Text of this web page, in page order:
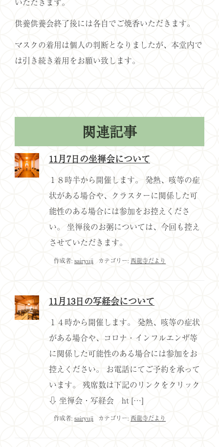
供養供養会終了後には各自でご焼香いただきます。
マスクの着用は個人の判断となりましたが、本堂内で
は引き続き着用をお願い致します。
関連記事
11月7日の坐禅会について
１８時半から開催します。 発熱、咳等の症
状がある場合や、クラスターに関係した可
能性のある場合には参加をお控えくださ
い。 坐禅後のお粥については、今回も控え
させていただきます。
作成者: sairyuji カテゴリー: 西龍寺だより
11月13日の写経会について
１４時から開催します。 発熱、咳等の症状
がある場合や、コロナ・インフルエンザ等
に関係した可能性のある場合には参加をお
控えください。 お電話にてご予約を承って
います。 残席数は下記のリンクをクリック
⇩ 坐禅会・写経会 ht […]
作成者: sairyuji カテゴリー: 西龍寺だより